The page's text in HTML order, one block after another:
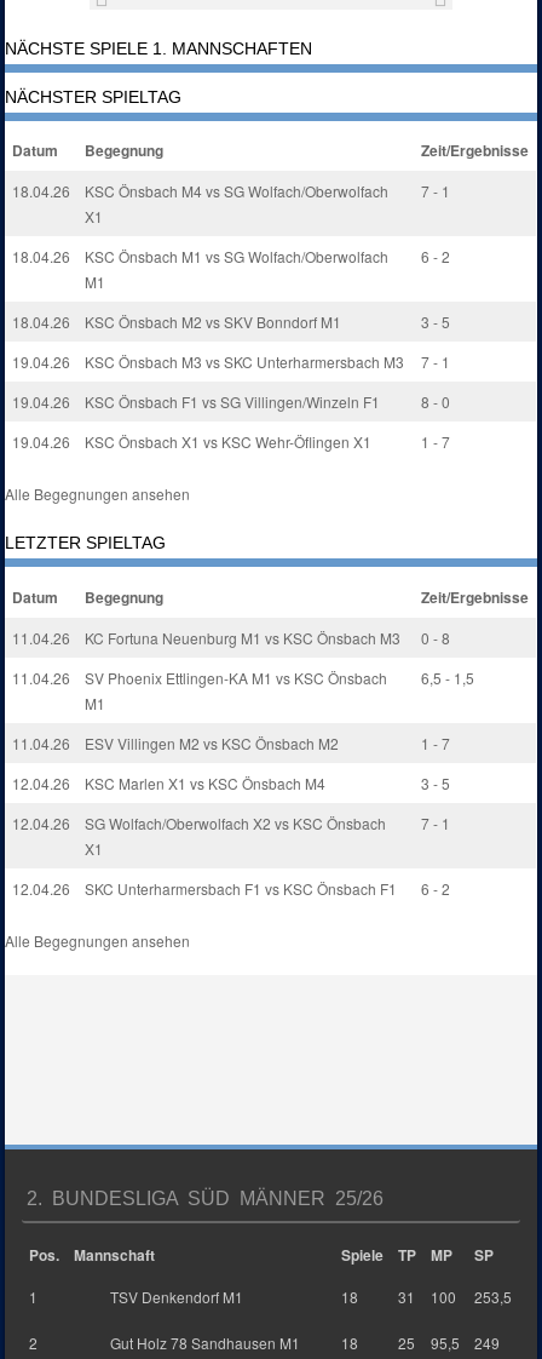
NÄCHSTE SPIELE 1. MANNSCHAFTEN
NÄCHSTER SPIELTAG
Datum Begegnung Zeit/Ergebnisse
18.04.26
KSC Önsbach M4 vs SG Wolfach/Oberwolfach
X1
7 - 1
18.04.26
KSC Önsbach M1 vs SG Wolfach/Oberwolfach
M1
6 - 2
18.04.26 KSC Önsbach M2 vs SKV Bonndorf M1
3 - 5
19.04.26
KSC Önsbach M3 vs SKC Unterharmersbach M3
7 - 1
19.04.26
KSC Önsbach F1 vs SG Villingen/Winzeln F1
8 - 0
19.04.26
KSC Önsbach X1 vs KSC Wehr-Öflingen X1 1 - 7
Alle Begegnungen ansehen
LETZTER SPIELTAG
Datum Begegnung Zeit/Ergebnisse
11.04.26 KC Fortuna Neuenburg M1 vs KSC Önsbach M3
0 - 8
11.04.26
SV Phoenix Ettlingen-KA M1 vs KSC Önsbach
M1
6,5 - 1,5
11.04.26 ESV Villingen M2 vs KSC Önsbach M2
1 - 7
12.04.26
KSC Marlen X1 vs KSC Önsbach M4
3 - 5
12.04.26
SG Wolfach/Oberwolfach X2 vs KSC Önsbach
X1
7 - 1
12.04.26 SKC Unterharmersbach F1 vs KSC Önsbach F1 6 - 2
Alle Begegnungen ansehen
2. BUNDESLIGA SÜD MÄNNER 25/26
Pos. Mannschaft Spiele TP MP SP
1 TSV Denkendorf M1 18 31 100 253,5
2 Gut Holz 78 Sandhausen M1 18 25 95,5 249